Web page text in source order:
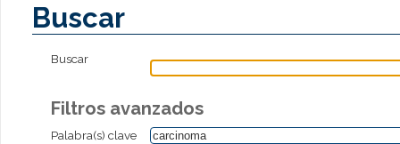
Buscar
Buscar
Filtros avanzados
Palabra(s) clave